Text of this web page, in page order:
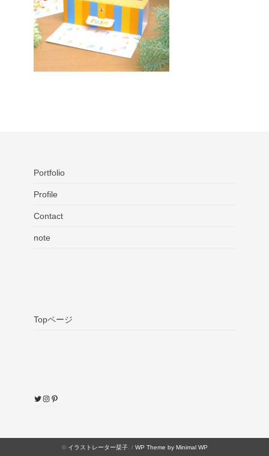
Portfolio
Profile
Contact
note
Topページ
TwitterInstagram
Pinterest
© イラストレーター栞子. / WP Theme by Minimal WP